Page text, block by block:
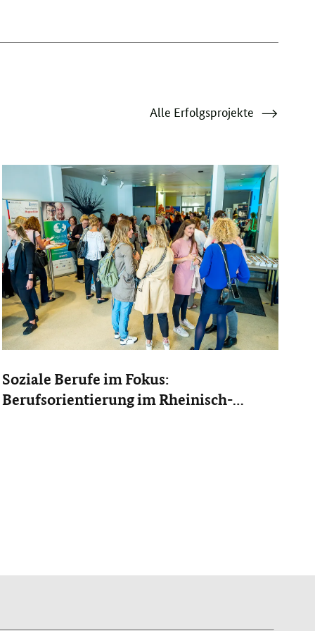
Alle Erfolgsprojekte
Soziale Berufe im Fokus:
Berufsorientierung im Rheinisch-